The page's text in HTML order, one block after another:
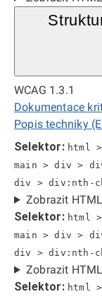
WCAG 1.3.1
Dokumentace
Popis techniky
Selektor: html
main > div >
div > div:nth-
Zobrazit HTML
Selektor: html
main > div >
div > div:nth-
Zobrazit HTML
Selektor: html